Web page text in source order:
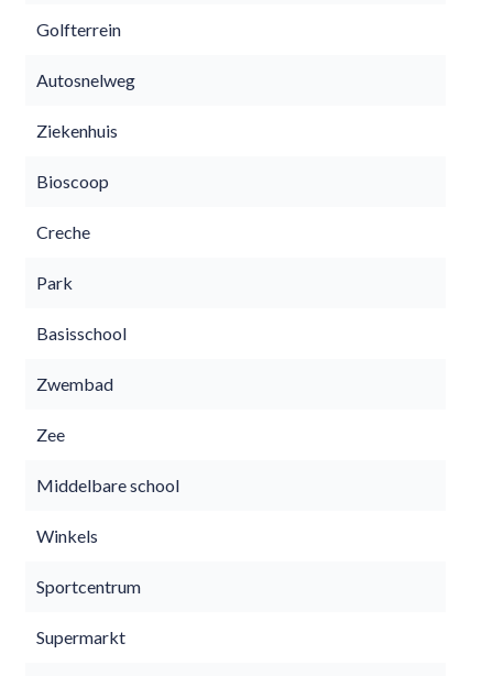
Golfterrein
Autosnelweg
Ziekenhuis
Bioscoop
Creche
Park
Basisschool
Zwembad
Zee
Middelbare school
Winkels
Sportcentrum
Supermarkt